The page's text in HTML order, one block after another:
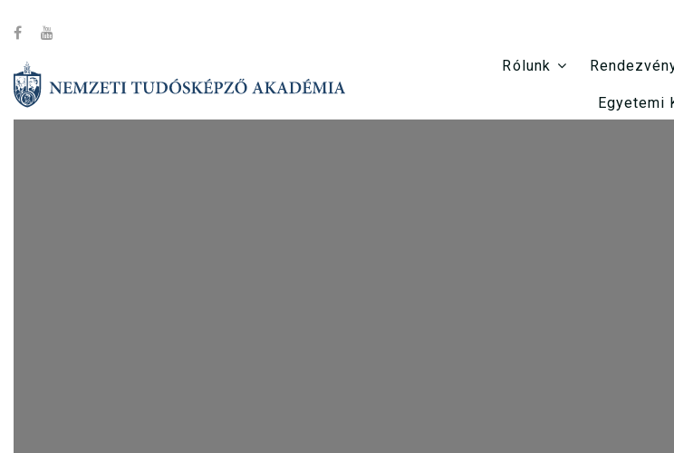
Rólunk
Egyetemi